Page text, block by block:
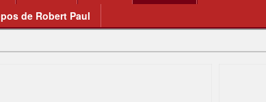
de Robert Paul